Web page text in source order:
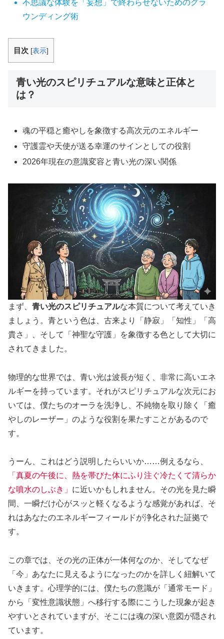
不思議な体験を「妄想」で終わらせないためのグラ
ウンディング術
目次 [表示]
青い光のスピリチュアルな意味と正体と
は？
魂の平穏と癒やしを象徴する高次元のエネルギー
守護霊や天使が送る幸運のサインとしての役割
2026年現在の意識変容と青い光の深い関係
まず、 青い光のスピリチュアルな本質について考えていき
ましょう。青という色は、古来より「静寂」「知性」「高
貴さ」、そして「神聖な守護」を象徴する色として大切に
されてきました。
物理的な世界では、青い光は波長が短く、非常に高いエネ
ルギーを持っています。それがスピリチュアルな次元にお
いては、僕たちのオーラを洗浄し、不純物を取り除く「癒
やしのレーザー」のような役割を果たすことがあるので
す。
うーん、これはどう説明したらいいか……例えるなら、
「真夏の午後に、熱を帯びた体にふり注ぐ冷たくて清らか
な噴水のしぶき」 に近いかもしれません。その光を見た瞬
間、一瞬だけ心がスッと軽くなるような感覚があれば、そ
れはあなたのエネルギーフィールドが浄化された証拠で
す。
この章では、その光の正体が一体何なのか、そしてなぜ
「今」あなたに見えるようになったのかを詳しく紐解いて
いきます。心理学的には、僕たちの意識が「通常モード」
から「変性意識状態」へ移行する際にこうした現象が起き
やすいとされていますが、そこには魂の深い意図が隠され
ています。